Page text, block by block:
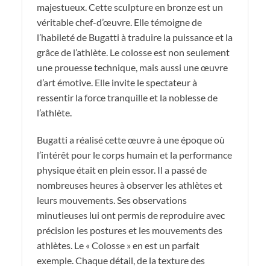
majestueux. Cette sculpture en bronze est un
véritable chef-d’œuvre. Elle témoigne de
l’habileté de Bugatti à traduire la puissance et la
grâce de l’athlète. Le colosse est non seulement
une prouesse technique, mais aussi une œuvre
d’art émotive. Elle invite le spectateur à
ressentir la force tranquille et la noblesse de
l’athlète.
Bugatti a réalisé cette œuvre à une époque où
l’intérêt pour le corps humain et la performance
physique était en plein essor. Il a passé de
nombreuses heures à observer les athlètes et
leurs mouvements. Ses observations
minutieuses lui ont permis de reproduire avec
précision les postures et les mouvements des
athlètes. Le « Colosse » en est un parfait
exemple. Chaque détail, de la texture des